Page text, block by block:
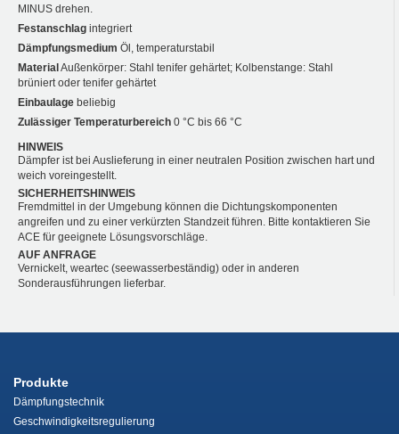
MINUS drehen.
Festanschlag integriert
Dämpfungsmedium Öl, temperaturstabil
MaterialAußenkörper: Stahl tenifer gehärtet; Kolbenstange: Stahl
brüniert oder tenifer gehärtet
Einbaulage beliebig
Zulässiger Temperaturbereich 0 °C bis 66 °C
HINWEIS
Dämpfer ist bei Auslieferung in einer neutralen Position zwischen hart und
weich voreingestellt.
SICHERHEITSHINWEIS
Fremdmittel in der Umgebung können die Dichtungskomponenten
angreifen und zu einer verkürzten Standzeit führen. Bitte kontaktieren Sie
ACE für geeignete Lösungsvorschläge.
AUF ANFRAGE
Vernickelt, weartec (seewasserbeständig) oder in anderen
Sonderausführungen lieferbar.
Produkte
Dämpfungstechnik
Geschwindigkeitsregulierung